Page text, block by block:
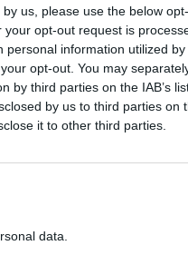
us, please use the below
opt-out request is
information utilized
opt-out. You may
by third parties on the IAB’s
by us to third parties on
it to other third parties.
data.
την άφιξη του
σπατάλη χρόνου,
ευρώ που έχουν